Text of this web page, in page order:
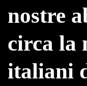
nostre
circa la
italiani